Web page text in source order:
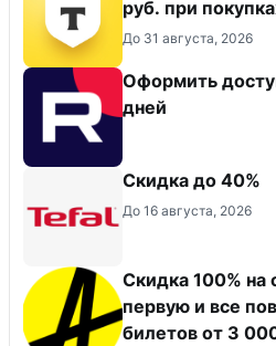
руб. при
До 31 августа, 2026
Оформить
дней
Скидка до 40%
До 16 августа, 2026
Скидка 100% на
первую и все
билетов от 3